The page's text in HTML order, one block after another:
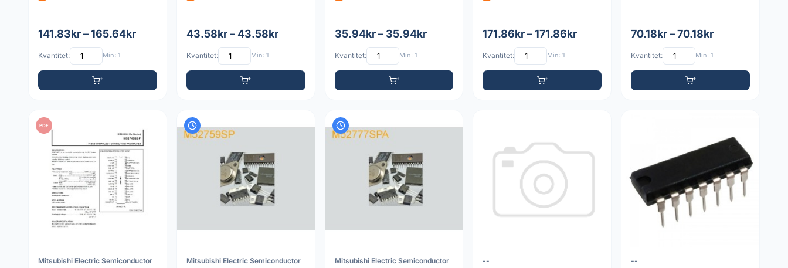
141.83kr – 165.64kr
Kvantitet: Min: 1
43.58kr – 43.58kr
Kvantitet: Min: 1
35.94kr – 35.94kr
Kvantitet: Min: 1
171.86kr – 171.86kr
Kvantitet: Min: 1
70.18kr – 70.18kr
Kvantitet: Min: 1
PDF
Mitsubishi Electric Semiconductor Mitsubishi Electric Semiconductor Mitsubishi Electric Semiconductor -- --